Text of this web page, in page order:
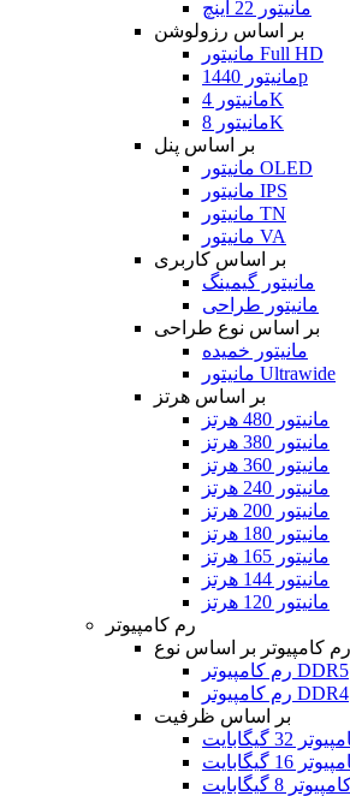
مانیتور 22 اینچ
بر اساس رزولوشن
مانیتور Full HD
مانیتور 1440p
مانیتور 4K
مانیتور 8K
بر اساس پنل
مانیتور OLED
مانیتور IPS
مانیتور TN
مانیتور VA
بر اساس کاربری
مانیتور گیمینگ
مانیتور طراحی
بر اساس نوع طراحی
مانیتور خمیده
مانیتور Ultrawide
بر اساس هرتز
مانیتور 480 هرتز
مانیتور 380 هرتز
مانیتور 360 هرتز
مانیتور 240 هرتز
مانیتور 200 هرتز
مانیتور 180 هرتز
مانیتور 165 هرتز
مانیتور 144 هرتز
مانیتور 120 هرتز
رم کامپیوتر
رم کامپیوتر بر اساس نوع
رم کامپیوتر DDR5
رم کامپیوتر DDR4
بر اساس ظرفیت
32 گیگابایت
16 گیگابایت
8 گیگابایت